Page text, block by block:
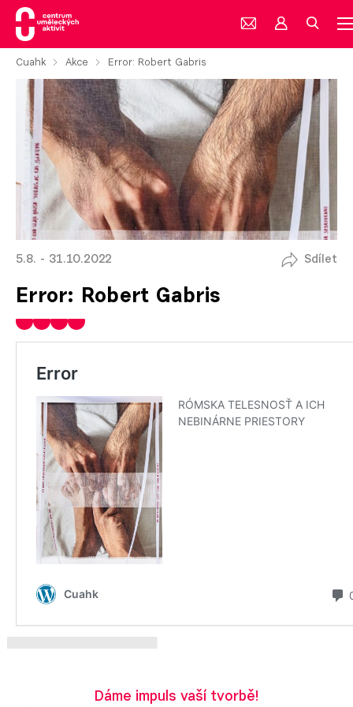
Cuahk Akce Error: Robert Gabris
5.8. - 31.10.2022 Sdílet
Error: Robert Gabris
Dáme impuls vaší tvorbě!